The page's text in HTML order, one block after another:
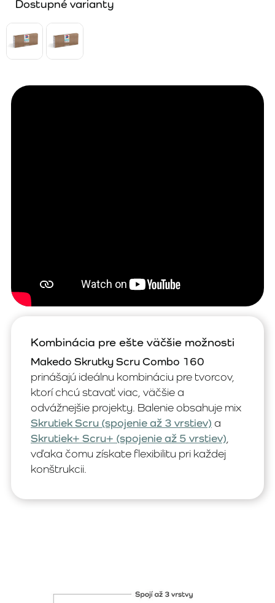
Dostupné varianty
Kombinácia pre ešte väčšie možnosti
Makedo Skrutky Scru Combo 160
prinášajú ideálnu kombináciu pre tvorcov,
ktorí chcú stavať viac, väčšie a
odvážnejšie projekty. Balenie obsahuje mix
Skrutiek Scru (spojenie až 3 vrstiev) a
Skrutiek+ Scru+ (spojenie až 5 vrstiev)
vďaka čomu získate flexibilitu pri každej
konštrukcii.